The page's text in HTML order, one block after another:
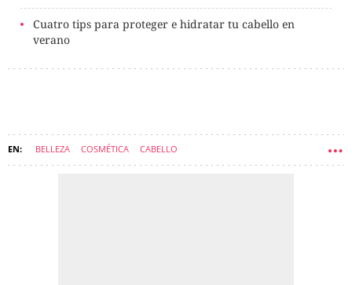
Cuatro tips para proteger e hidratar tu cabello en
verano
BELLEZA COSMÉTICA CABELLO